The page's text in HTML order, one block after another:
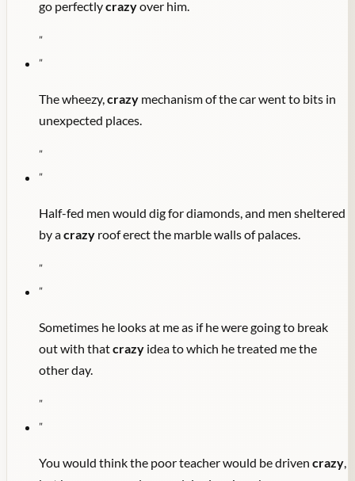
go perfectlycrazyover him.
"
"
The wheezy,crazy mechanism of the car went to bits in
unexpected places.
"
"
Half-fed men would dig for diamonds, and men sheltered
by acrazy roof erect the marble walls of palaces.
"
"
Sometimes he looks at me as if he were going to break
out with thatcrazy idea to which he treated me the
other day.
"
"
You would think the poor teacher would be driven crazy,